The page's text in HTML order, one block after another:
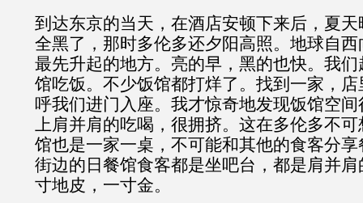
到达东京的当天，在酒店安顿下来后，夏
全黑了，那时多伦多还夕阳高照。地球自
最先升起的地方。亮的早，黑的也快。我
馆吃饭。不少饭馆都打烊了。找到一家，
呼我们进门入座。我才惊奇地发现饭馆空
上肩并肩的吃喝，很拥挤。这在多伦多不
馆也是一家一桌，不可能和其他的食客分
街边的日餐馆食客都是坐吧台，都是肩并
寸地皮，一寸金。